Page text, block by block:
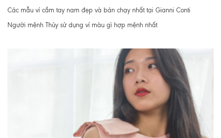
Các mẫu ví cầm tay nam đẹp và bán chạy nhất tại Gianni Conti
Người mệnh Thủy sử dụng ví màu gì hợp mệnh nhất